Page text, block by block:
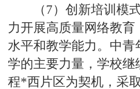
（7）创新培训模
力开展高质量网络教
水平和教学能力。中
学的主要力量，学校
程*西片区为契机，采